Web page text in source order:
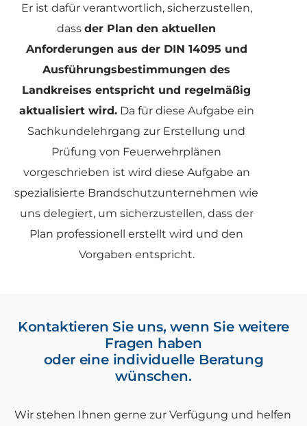
Er ist dafür verantwortlich, sicherzustellen,
dass der Plan den aktuellen
Anforderungen aus der DIN 14095 und
Ausführungsbestimmungen des
Landkreises entspricht und regelmäßig
aktualisiert wird. Da für diese Aufgabe ein
Sachkundelehrgang zur Erstellung und
Prüfung von Feuerwehrplänen
vorgeschrieben ist wird diese Aufgabe an
spezialisierte Brandschutzunternehmen wie
uns delegiert, um sicherzustellen, dass der
Plan professionell erstellt wird und den
Vorgaben entspricht.
Kontaktieren Sie uns, wenn Sie weitere
Fragen haben
oder eine individuelle Beratung
wünschen.
Wir stehen Ihnen gerne zur Verfügung und helfen